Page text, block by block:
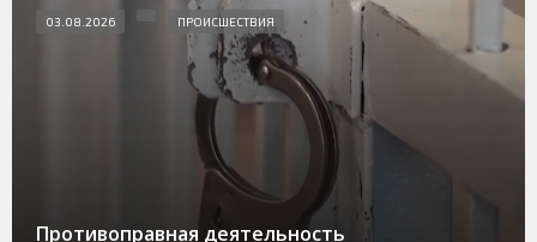
Противоправная деятельность
03.08.2026 ПРОИСШЕСТВИЯ